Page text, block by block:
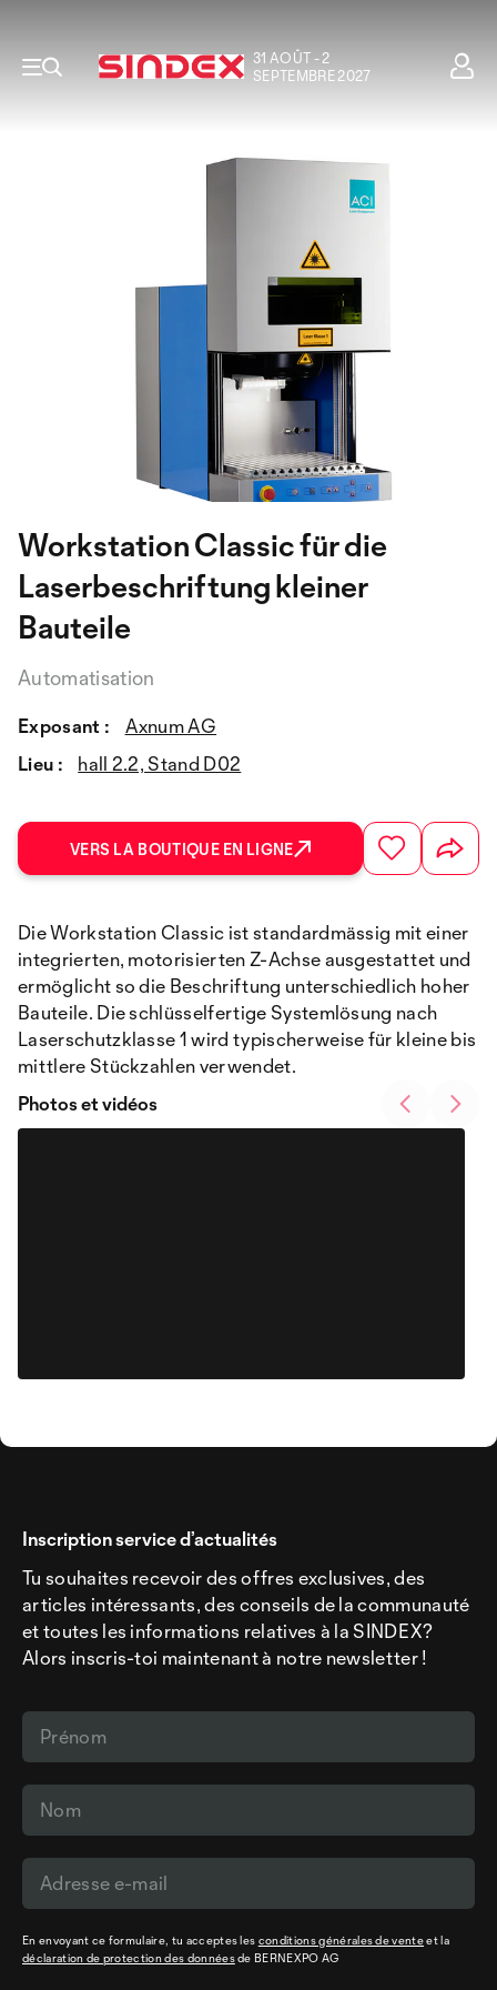
31 AOÛT - 2
SEPTEMBRE 2027
Workstation Classic für die
Laserbeschriftung kleiner
Bauteile
Automatisation
Exposant :
Axnum AG
Lieu :
hall 2.2, Stand D02
VERS LA BOUTIQUE EN LIGNE
Die Workstation Classic ist standardmässig mit einer
integrierten, motorisierten Z-Achse ausgestattet und
ermöglicht so die Beschriftung unterschiedlich hoher
Bauteile. Die schlüsselfertige Systemlösung nach
Laserschutzklasse 1 wird typischerweise für kleine bis
mittlere Stückzahlen verwendet.
Photos et vidéos
Inscription service d’actualités
Tu souhaites recevoir des offres exclusives, des
articles intéressants, des conseils de la communauté
et toutes les informations relatives à la SINDEX?
Alors inscris-toi maintenant à notre newsletter !
En envoyant ce formulaire, tu acceptes les conditions générales de venteet la
déclaration de protection des donnéesde BERNEXPO AG